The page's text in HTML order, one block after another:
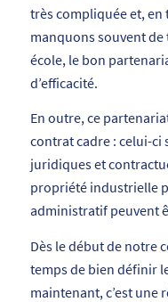
très compliquée et,
manquons souvent
école, le bon
d’efficacité.
En outre, ce
contrat cadre : celui-ci
juridiques et
propriété industrielle
administratif peuvent
Dès le début de notre
temps de bien définir
maintenant, c’est une